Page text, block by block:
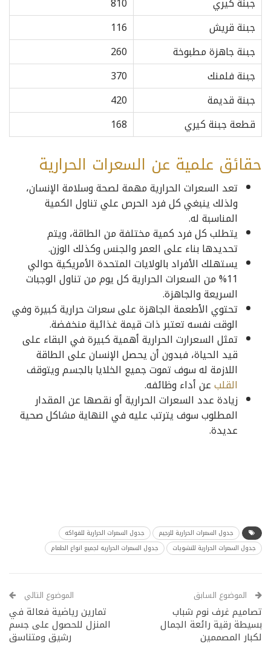
جبنة قريش
116
جبنة جاهزة مطبوخة
260
جبنة فلمنك
370
جبنة قديمة
420
قطعة جبنة كيري
168
حقائق علمية عن السعرات الحرارية
تعد السعرات الحرارية مهمة لصحة وسلامة الإنسان،
ولذلك ينبغي كل فرد الحرص علي تناول الكمية
المناسبة له.
يتطلب كل فرد كمية مختلفة من الطاقة، ويتم
تحديدها بناء على العمر والجنس وكذلك الوزن.
يستهلك الأفراد بالولايات المتحدة الأمريكية حوالي
11% من السعرات الحرارية كل يوم من تناول الوجبات
السريعة والجاهزة.
تحتوي الأطعمة الجاهزة على سعرات حرارية كبيرة وفي
الوقت نفسه تعتبر ذات قيمة غذائية منخفضة.
تمثل السعرارت الحرارية أهمية كبيرة في البقاء على
قيد الحياة، فبدون أن يحصل الإنسان على الطاقة
اللازمة له سوف تموت جميع الخلايا بالجسم ويتوقف
القلبعن أداء وظائفه.
زيادة عدد السعرات الحرارية أو نقصها عن المقدار
المطلوب سوف يترتب عليه في النهاية مشاكل صحية
عديدة.
جدول السعرات الحرارية للرجيم
جدول السعرات الحرارية للفواكه
جدول السعرات الحرارية للنشويات
جدول السعرات الحراريه لجميع انواع الطعام
الموضوع السابق
تصاميم غرف نوم شباب
بسيطة رقية رائعة الجمال
لكبار المصممين
الموضوع التالي
تمارين رياضية فعالة في
المنزل للحصول على جسم
رشيق ومتناسق